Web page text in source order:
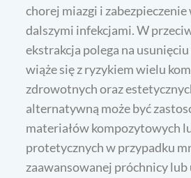
chorej miazgi i
dalszymi infekcjami. W
ekstrakcja polega na usunięciu
wiąże się z ryzykiem wielu
zdrowotnych oraz
alternatywną może być
materiałów kompozytowych
protetycznych w przypadku
zaawansowanej próchnicy lub